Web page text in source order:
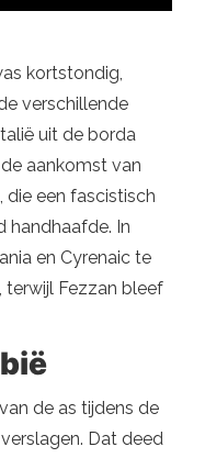
kortstondig,
verschillende
uit de borda
aankomst van
die een fascistisch
handhaafde. In
en Cyrenaic te
terwijl Fezzan bleef
de as tijdens de
Dat deed